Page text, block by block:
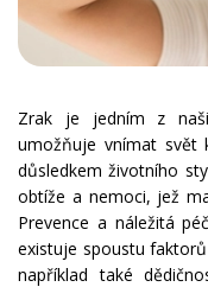
Zrak je jedním z
umožňuje vnímat svět
důsledkem životního
obtíže a nemoci, jež
Prevence a náležitá
existuje spoustu
například také